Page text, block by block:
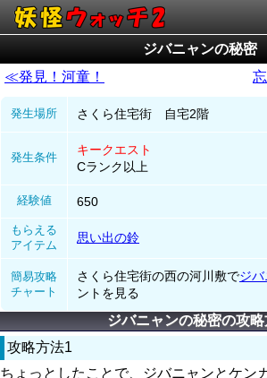
ジバニャンの秘密
≪発見！河童！
発生場所 さくら住宅街 自宅2階
発生条件
キークエスト
Cランク以上
経験値 650
もらえる
アイテム
思い出の鈴
簡易攻略
チャート
さくら住宅街の西の河川敷でジ
ントを見る
ジバニャンの秘密の攻
攻略方法1
ちょっとしたことで、ジバニャンとケンカ